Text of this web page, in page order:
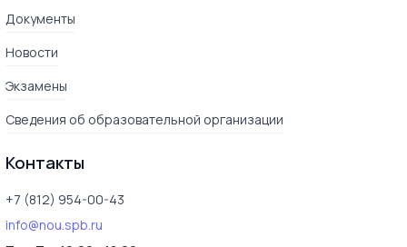
Документы
Новости
Экзамены
Сведения об образовательной организации
Контакты
+7 (812) 954-00-43
info@nou.spb.ru